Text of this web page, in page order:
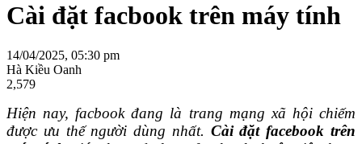
Cài đặt facbook trên máy tính
14/04/2025, 05:30 pm
Hà Kiều Oanh
2,579
Hiện nay, facbook đang là trang mạng xã hội chiếm
được ưu thế người dùng nhất. Cài đặt facebook trên